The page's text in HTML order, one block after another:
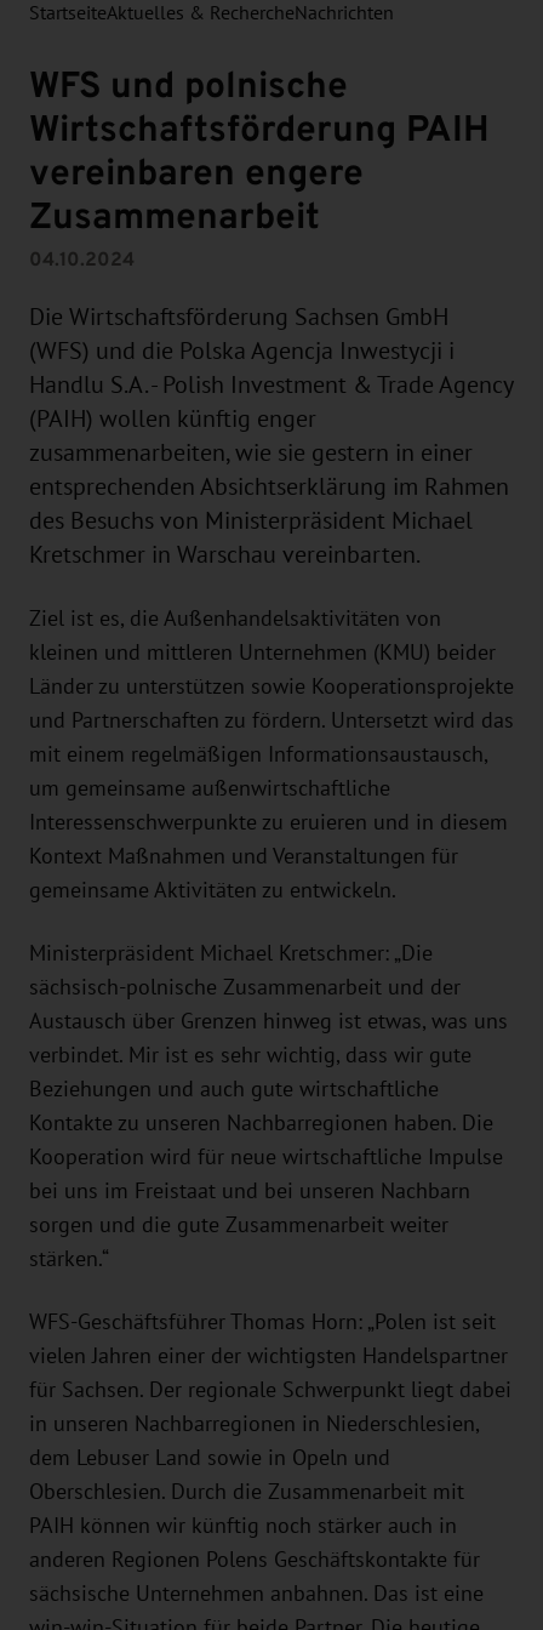
StartseiteAktuelles & RechercheNachrichten
WFS und polnische
Wirtschaftsförderung PAIH
vereinbaren engere
Zusammenarbeit
04.10.2024
Die Wirtschaftsförderung Sachsen GmbH
(WFS) und die Polska Agencja Inwestycji i
Handlu S.A. - Polish Investment & Trade Agency
(PAIH) wollen künftig enger
zusammenarbeiten, wie sie gestern in einer
entsprechenden Absichtserklärung im Rahmen
des Besuchs von Ministerpräsident Michael
Kretschmer in Warschau vereinbarten.
Ziel ist es, die Außenhandelsaktivitäten von
kleinen und mittleren Unternehmen (KMU) beider
Länder zu unterstützen sowie Kooperationsprojekte
und Partnerschaften zu fördern. Untersetzt wird das
mit einem regelmäßigen Informationsaustausch,
um gemeinsame außenwirtschaftliche
Interessenschwerpunkte zu eruieren und in diesem
Kontext Maßnahmen und Veranstaltungen für
gemeinsame Aktivitäten zu entwickeln.
Ministerpräsident Michael Kretschmer: „Die
sächsisch-polnische Zusammenarbeit und der
Austausch über Grenzen hinweg ist etwas, was uns
verbindet. Mir ist es sehr wichtig, dass wir gute
Beziehungen und auch gute wirtschaftliche
Kontakte zu unseren Nachbarregionen haben. Die
Kooperation wird für neue wirtschaftliche Impulse
bei uns im Freistaat und bei unseren Nachbarn
sorgen und die gute Zusammenarbeit weiter
stärken.“
WFS-Geschäftsführer Thomas Horn: „Polen ist seit
vielen Jahren einer der wichtigsten Handelspartner
für Sachsen. Der regionale Schwerpunkt liegt dabei
in unseren Nachbarregionen in Niederschlesien,
dem Lebuser Land sowie in Opeln und
Oberschlesien. Durch die Zusammenarbeit mit
PAIH können wir künftig noch stärker auch in
anderen Regionen Polens Geschäftskontakte für
sächsische Unternehmen anbahnen. Das ist eine